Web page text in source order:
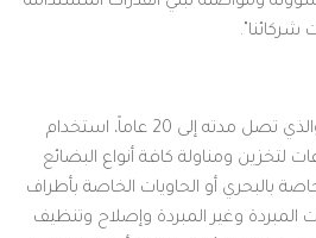
شركائنا".
وسيتم بموجب عقد الإيجار والذي تصل مدته إلى 20 عاماً، استخدام
ومناولة كافة أنواع البضائع
بالبحري أو الحاويات الخاصة بأطراف
المبردة وغير المبردة وإصلاح وتنظيف